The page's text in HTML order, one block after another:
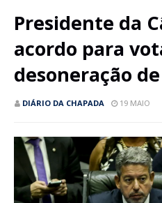
Presidente da
acordo para
desoneração
DIÁRIO DA CHAPADA 19 MAIO